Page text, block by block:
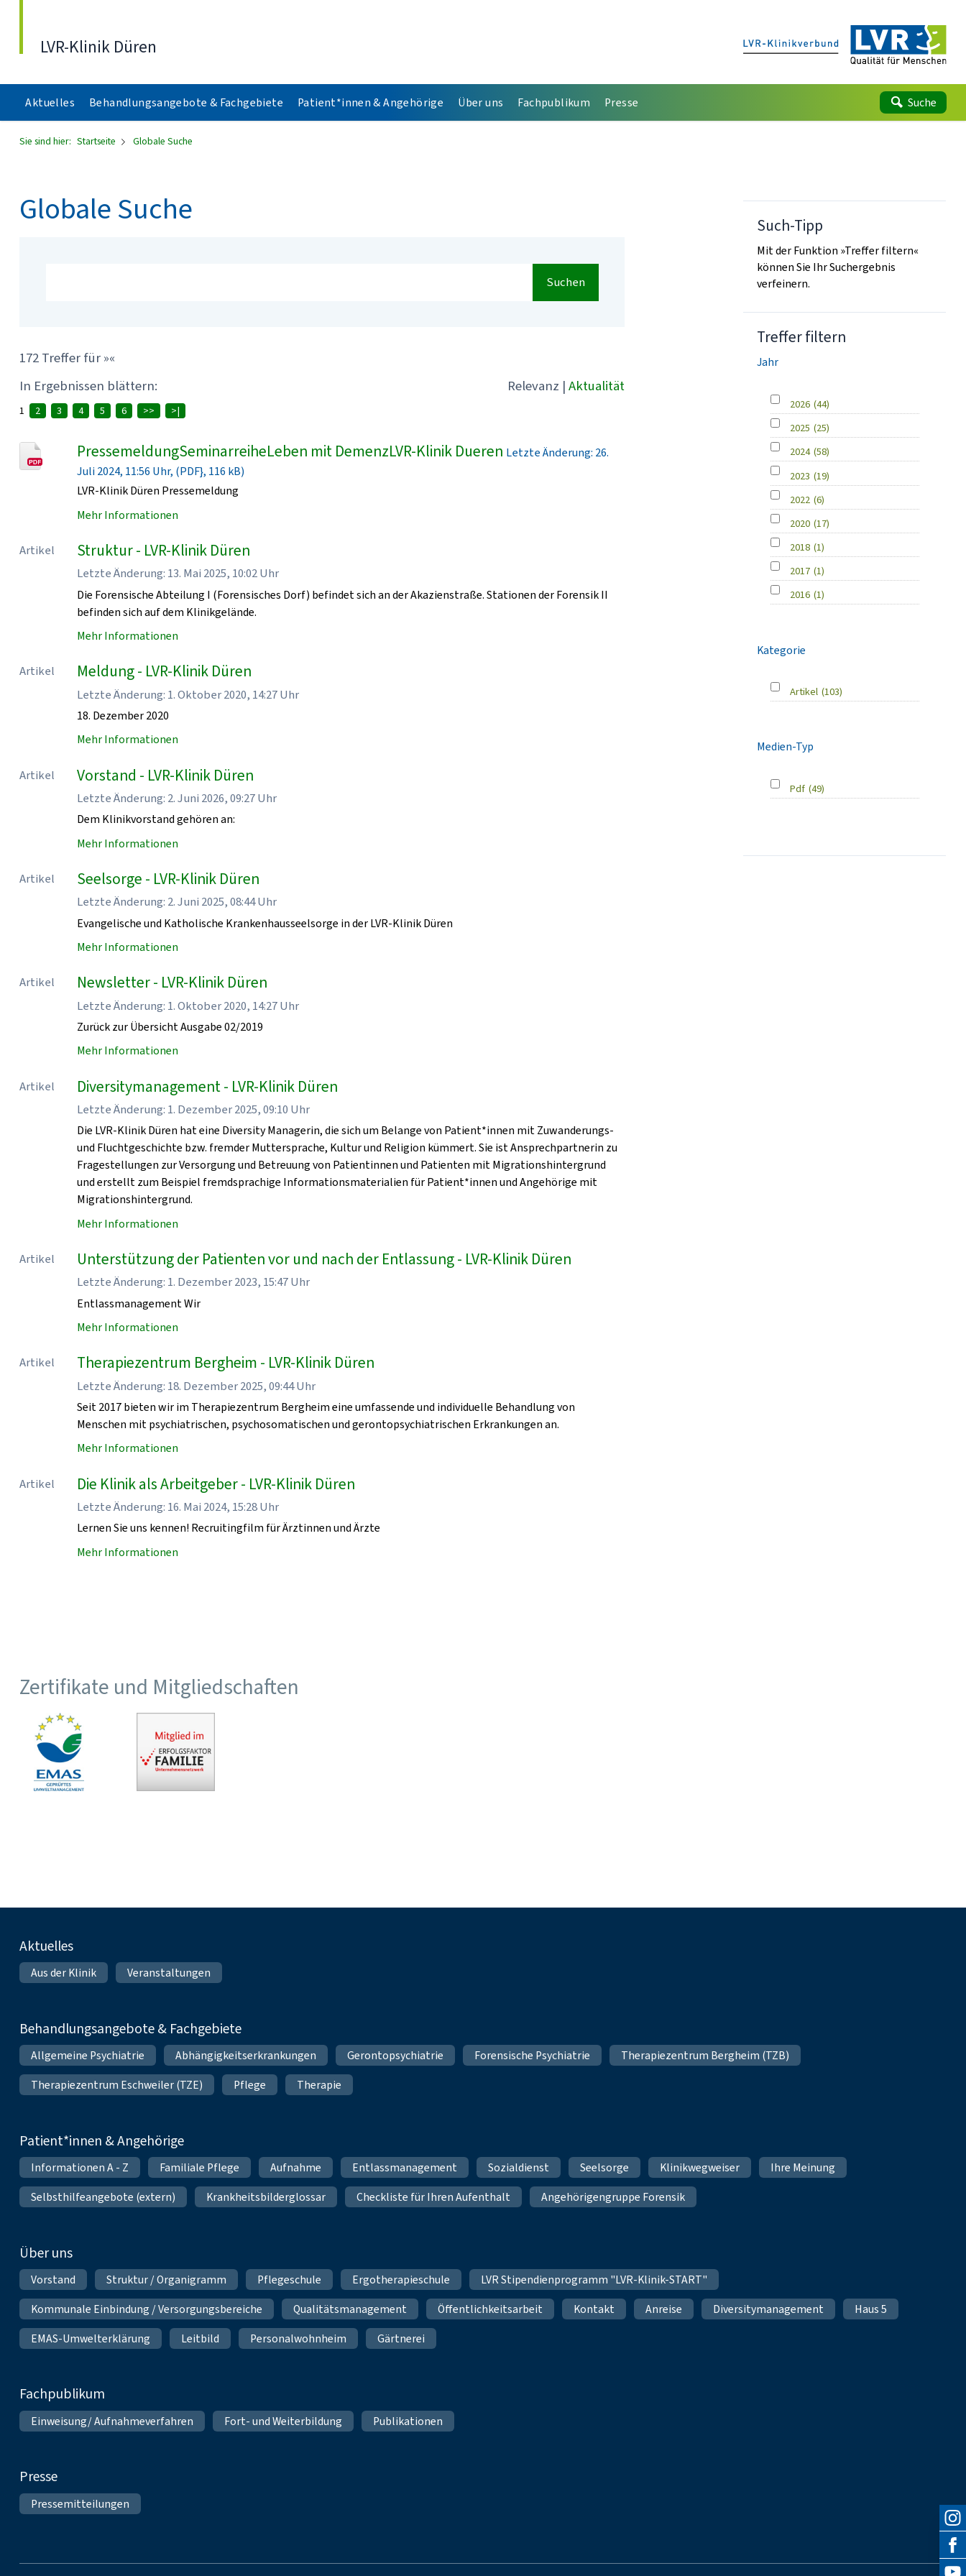
LVR-Klinik Düren
Aktuelles Behandlungsangebote & Fachgebiete Patient*innen & Angehörige Über uns Fachpublikum Presse Suche
Sie sind hier: Startseite Globale Suche
Globale Suche
Suchen
172 Treffer für »«
In Ergebnissen blättern:
Relevanz | Aktualität
1 2 3 4 5 6 >> >|
PressemeldungSeminarreiheLeben mit DemenzLVR-Klinik Dueren Letzte Änderung: 26.
Juli 2024, 11:56 Uhr, (PDF}, 116 kB)
LVR-Klinik Düren Pressemeldung
Mehr Informationen
Artikel Struktur - LVR-Klinik Düren
Letzte Änderung: 13. Mai 2025, 10:02 Uhr
Die Forensische Abteilung I (Forensisches Dorf) befindet sich an der Akazienstraße. Stationen der Forensik II
befinden sich auf dem Klinikgelände.
Mehr Informationen
Artikel Meldung - LVR-Klinik Düren
Letzte Änderung: 1. Oktober 2020, 14:27 Uhr
18. Dezember 2020
Mehr Informationen
Artikel Vorstand - LVR-Klinik Düren
Letzte Änderung: 2. Juni 2026, 09:27 Uhr
Dem Klinikvorstand gehören an:
Mehr Informationen
Artikel Seelsorge - LVR-Klinik Düren
Letzte Änderung: 2. Juni 2025, 08:44 Uhr
Evangelische und Katholische Krankenhausseelsorge in der LVR-Klinik Düren
Mehr Informationen
Artikel Newsletter - LVR-Klinik Düren
Letzte Änderung: 1. Oktober 2020, 14:27 Uhr
Zurück zur Übersicht Ausgabe 02/2019
Mehr Informationen
Artikel Diversitymanagement - LVR-Klinik Düren
Letzte Änderung: 1. Dezember 2025, 09:10 Uhr
Die LVR-Klinik Düren hat eine Diversity Managerin, die sich um Belange von Patient*innen mit Zuwanderungs-
und Fluchtgeschichte bzw. fremder Muttersprache, Kultur und Religion kümmert. Sie ist Ansprechpartnerin zu
Fragestellungen zur Versorgung und Betreuung von Patientinnen und Patienten mit Migrationshintergrund
und erstellt zum Beispiel fremdsprachige Informationsmaterialien für Patient*innen und Angehörige mit
Migrationshintergrund.
Mehr Informationen
Artikel Unterstützung der Patienten vor und nach der Entlassung - LVR-Klinik Düren
Letzte Änderung: 1. Dezember 2023, 15:47 Uhr
Entlassmanagement Wir
Mehr Informationen
Artikel Therapiezentrum Bergheim - LVR-Klinik Düren
Letzte Änderung: 18. Dezember 2025, 09:44 Uhr
Seit 2017 bieten wir im Therapiezentrum Bergheim eine umfassende und individuelle Behandlung von
Menschen mit psychiatrischen, psychosomatischen und gerontopsychiatrischen Erkrankungen an.
Mehr Informationen
Artikel Die Klinik als Arbeitgeber - LVR-Klinik Düren
Letzte Änderung: 16. Mai 2024, 15:28 Uhr
Lernen Sie uns kennen! Recruitingfilm für Ärztinnen und Ärzte
Mehr Informationen
Such-Tipp
Mit der Funktion »Treffer filtern«
können Sie Ihr Suchergebnis
verfeinern.
Treffer filtern
Jahr
2026 (44)
2025 (25)
2024 (58)
2023 (19)
2022 (6)
2020 (17)
2018 (1)
2017 (1)
2016 (1)
Kategorie
Artikel (103)
Medien-Typ
Pdf (49)
Zertifikate und Mitgliedschaften
Fußnavigation
Aktuelles
Aus der Klinik Veranstaltungen
Behandlungsangebote & Fachgebiete
Allgemeine Psychiatrie Abhängigkeitserkrankungen Gerontopsychiatrie Forensische Psychiatrie
Therapiezentrum Bergheim (TZB)
Therapiezentrum Eschweiler (TZE)
Pflege Therapie
Patient*innen & Angehörige
Informationen A - Z Familiale Pflege Aufnahme Entlassmanagement Sozialdienst Seelsorge Klinikwegweiser
Ihre Meinung
Selbsthilfeangebote (extern)
Krankheitsbilderglossar Checkliste für Ihren Aufenthalt Angehörigengruppe Forensik
Über uns
Vorstand Struktur / Organigramm Pflegeschule Ergotherapieschule
LVR Stipendienprogramm "LVR-Klinik-START"
Kommunale Einbindung / Versorgungsbereiche
Qualitätsmanagement Öffentlichkeitsarbeit Kontakt Anreise Diversitymanagement
Haus 5
EMAS-Umwelterklärung
Leitbild Personalwohnheim Gärtnerei
Fachpublikum
Einweisung/ Aufnahmeverfahren Fort- und Weiterbildung Publikationen
Presse
Pressemitteilungen